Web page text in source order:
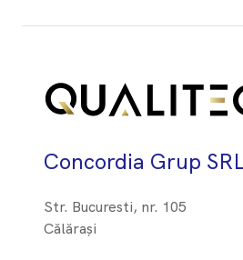
Concordia Grup
Str. Bucuresti, nr. 105
Călărași